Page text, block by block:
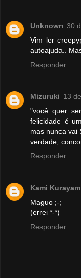
Unknown 30
Vim ler
autoajuda..
Responder
Mizuruki 13
"você quer
felicidade é
mas nunca vai
verdade,
Responder
Kami
Maguo ;-;
(errei *-*)
Responder